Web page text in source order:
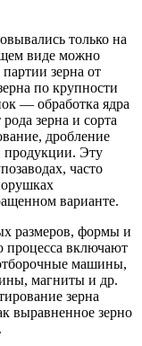
только на
виде можно
зерна от
по крупности
— обработка ядра
зерна и сорта
дробление
Эту
часто
варианте.
размеров, формы и
процесса включают
машины,
магниты и др.
зерна
выравненное зерно